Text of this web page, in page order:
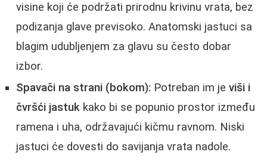
visine koji će podržati prirodnu krivinu vrata, bez
podizanja glave previsoko. Anatomski jastuci sa
blagim udubljenjem za glavu su često dobar
izbor.
Spavači na strani (bokom): Potreban im je viši i
čvršći jastuk kako bi se popunio prostor između
ramena i uha, održavajući kičmu ravnom. Niski
jastuci će dovesti do savijanja vrata nadole.